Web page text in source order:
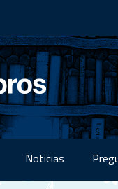
Noticias